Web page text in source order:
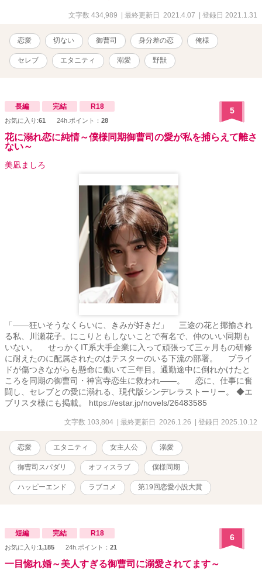
た！！』 1 ー広岡広史の場合ー、 2 ー三井えみりの場合ー 『榊
す。 ※表紙は、かんたん表紙メーカーを使用しております。
文字数 434,989 | 最終更新日 2021.4.07 | 登録日 2021.1.31
恋愛 切ない 御曹司 身分差の恋 俺様
セレブ エタニティ 溺愛 野獣
長編 完結 R18
お気に入り:61 24h.ポイント： 28
5
花に溺れ恋に純情～僕様同期御曹司の愛が私を捕らえて離さ
ない～
美凪ましろ
「――狂いそうなくらいに、きみが好きだ」 三途の花と揶揄され
る私、川瀬花子。にこりともしないことで有名で、仲のいい同期も
いない。 せっかくIT系大手企業に入って頑張って三ヶ月もの研修
に耐えたのに配属されたのはテスターのいる下流の部署。 プライ
ドが傷つきながらも懸命に働いて三年目。通勤途中に倒れかけたと
ころを同期の御曹司・神宮寺恋生に救われ――。 恋に、仕事に奮
闘し、セレブとの愛に溺れる、現代版シンデレラストーリー。 ◆エ
ブリスタ様にも掲載。 https://estar.jp/novels/26483585
文字数 103,804 | 最終更新日 2026.1.26 | 登録日 2025.10.12
恋愛 エタニティ 女主人公 溺愛
御曹司スパダリ オフィスラブ 僕様同期
ハッピーエンド ラブコメ 第19回恋愛小説大賞
短編 完結 R18
お気に入り:1,185 24h.ポイント： 21
6
一目惚れ婚～美人すぎる御曹司に溺愛されてます～